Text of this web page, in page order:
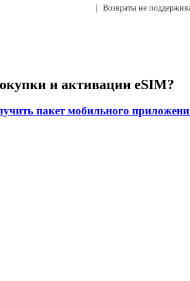
｜ Возвраты не
и активации eSIM?
пакет мобильного